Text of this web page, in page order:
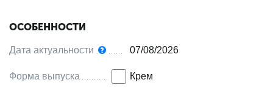
ОСОБЕННОСТИ
Дата актуальности 07/08/2026
Форма выпуска Крем